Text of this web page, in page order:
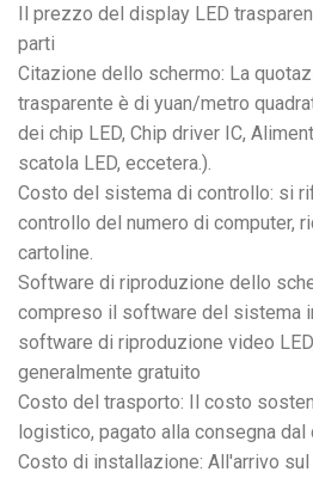
Il prezzo del display LED
parti
Citazione dello schermo: La
trasparente è di yuan/metro
dei chip LED, Chip driver IC,
scatola LED, eccetera.).
Costo del sistema di controllo: si
controllo del numero di computer,
cartoline.
Software di riproduzione dello
compreso il software del sistema
software di riproduzione video
generalmente gratuito
Costo del trasporto: Il costo
logistico, pagato alla consegna dal
Costo di installazione: All'arrivo